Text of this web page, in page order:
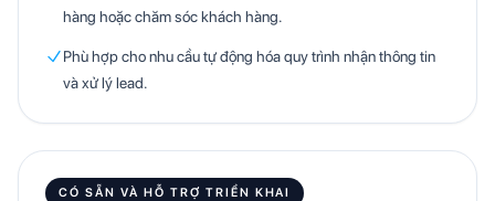
hàng hoặc chăm sóc khách hàng.
Phù hợp cho nhu cầu tự động hóa quy trình nhận thông tin
và xử lý lead.
CÓ SẴN VÀ HỖ TRỢ TRIỂN KHAI